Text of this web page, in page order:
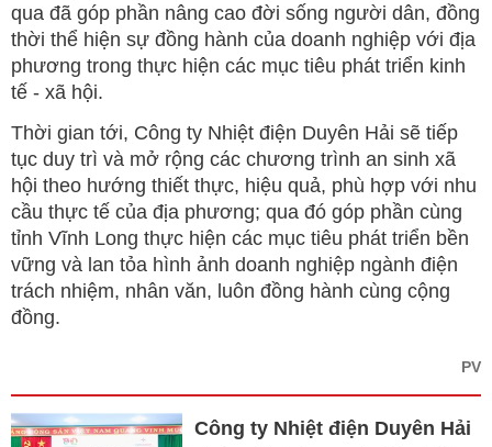
qua đã góp phần nâng cao đời sống người dân, đồng
thời thể hiện sự đồng hành của doanh nghiệp với địa
phương trong thực hiện các mục tiêu phát triển kinh
tế - xã hội.
Thời gian tới, Công ty Nhiệt điện Duyên Hải sẽ tiếp
tục duy trì và mở rộng các chương trình an sinh xã
hội theo hướng thiết thực, hiệu quả, phù hợp với nhu
cầu thực tế của địa phương; qua đó góp phần cùng
tỉnh Vĩnh Long thực hiện các mục tiêu phát triển bền
vững và lan tỏa hình ảnh doanh nghiệp ngành điện
trách nhiệm, nhân văn, luôn đồng hành cùng cộng
đồng.
PV
Công ty Nhiệt điện Duyên Hải